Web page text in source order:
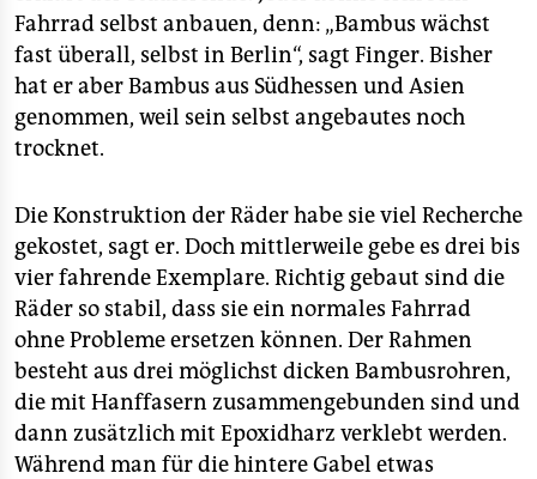
Fahrrad selbst anbauen, denn: „Bambus wächst
fast überall, selbst in Berlin“, sagt Finger. Bisher
hat er aber Bambus aus Südhessen und Asien
genommen, weil sein selbst angebautes noch
trocknet.
Die Konstruktion der Räder habe sie viel Recherche
gekostet, sagt er. Doch mittlerweile gebe es drei bis
vier fahrende Exemplare. Richtig gebaut sind die
Räder so stabil, dass sie ein normales Fahrrad
ohne Probleme ersetzen können. Der Rahmen
besteht aus drei möglichst dicken Bambusrohren,
die mit Hanffasern zusammengebunden sind und
dann zusätzlich mit Epoxidharz verklebt werden.
Während man für die hintere Gabel etwas